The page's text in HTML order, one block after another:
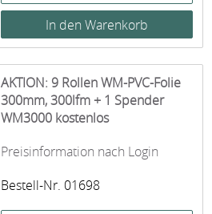
AKTION: 9 Rollen WM-PVC-Folie
300mm, 300lfm + 1 Spender
WM3000 kostenlos
Preisinformation nach Login
Bestell-Nr. 01698